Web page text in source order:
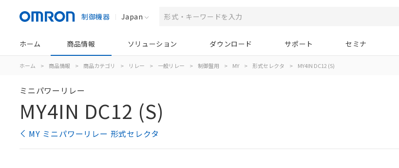
制御機器 Japan
ホーム 商品情報 ソリューション ダウンロード サポート セミナ
ホーム > 商品情報 > 商品カテゴリ > リレー > 一般リレー > 制御盤用 > MY > 形式セレクタ > MY4IN DC12 (S)
ミニパワーリレー
MY4IN DC12 (S)
MY ミニパワーリレー 形式セレクタ